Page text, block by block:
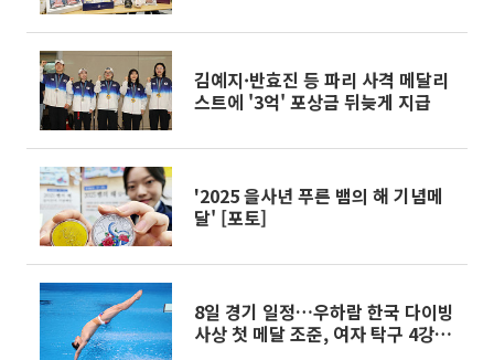
김예지·반효진 등 파리 사격 메달리
스트에 '3억' 포상금 뒤늦게 지급
'2025 을사년 푸른 뱀의 해 기념메
달' [포토]
8일 경기 일정…우하람 한국 다이빙
사상 첫 메달 조준, 여자 탁구 4강서